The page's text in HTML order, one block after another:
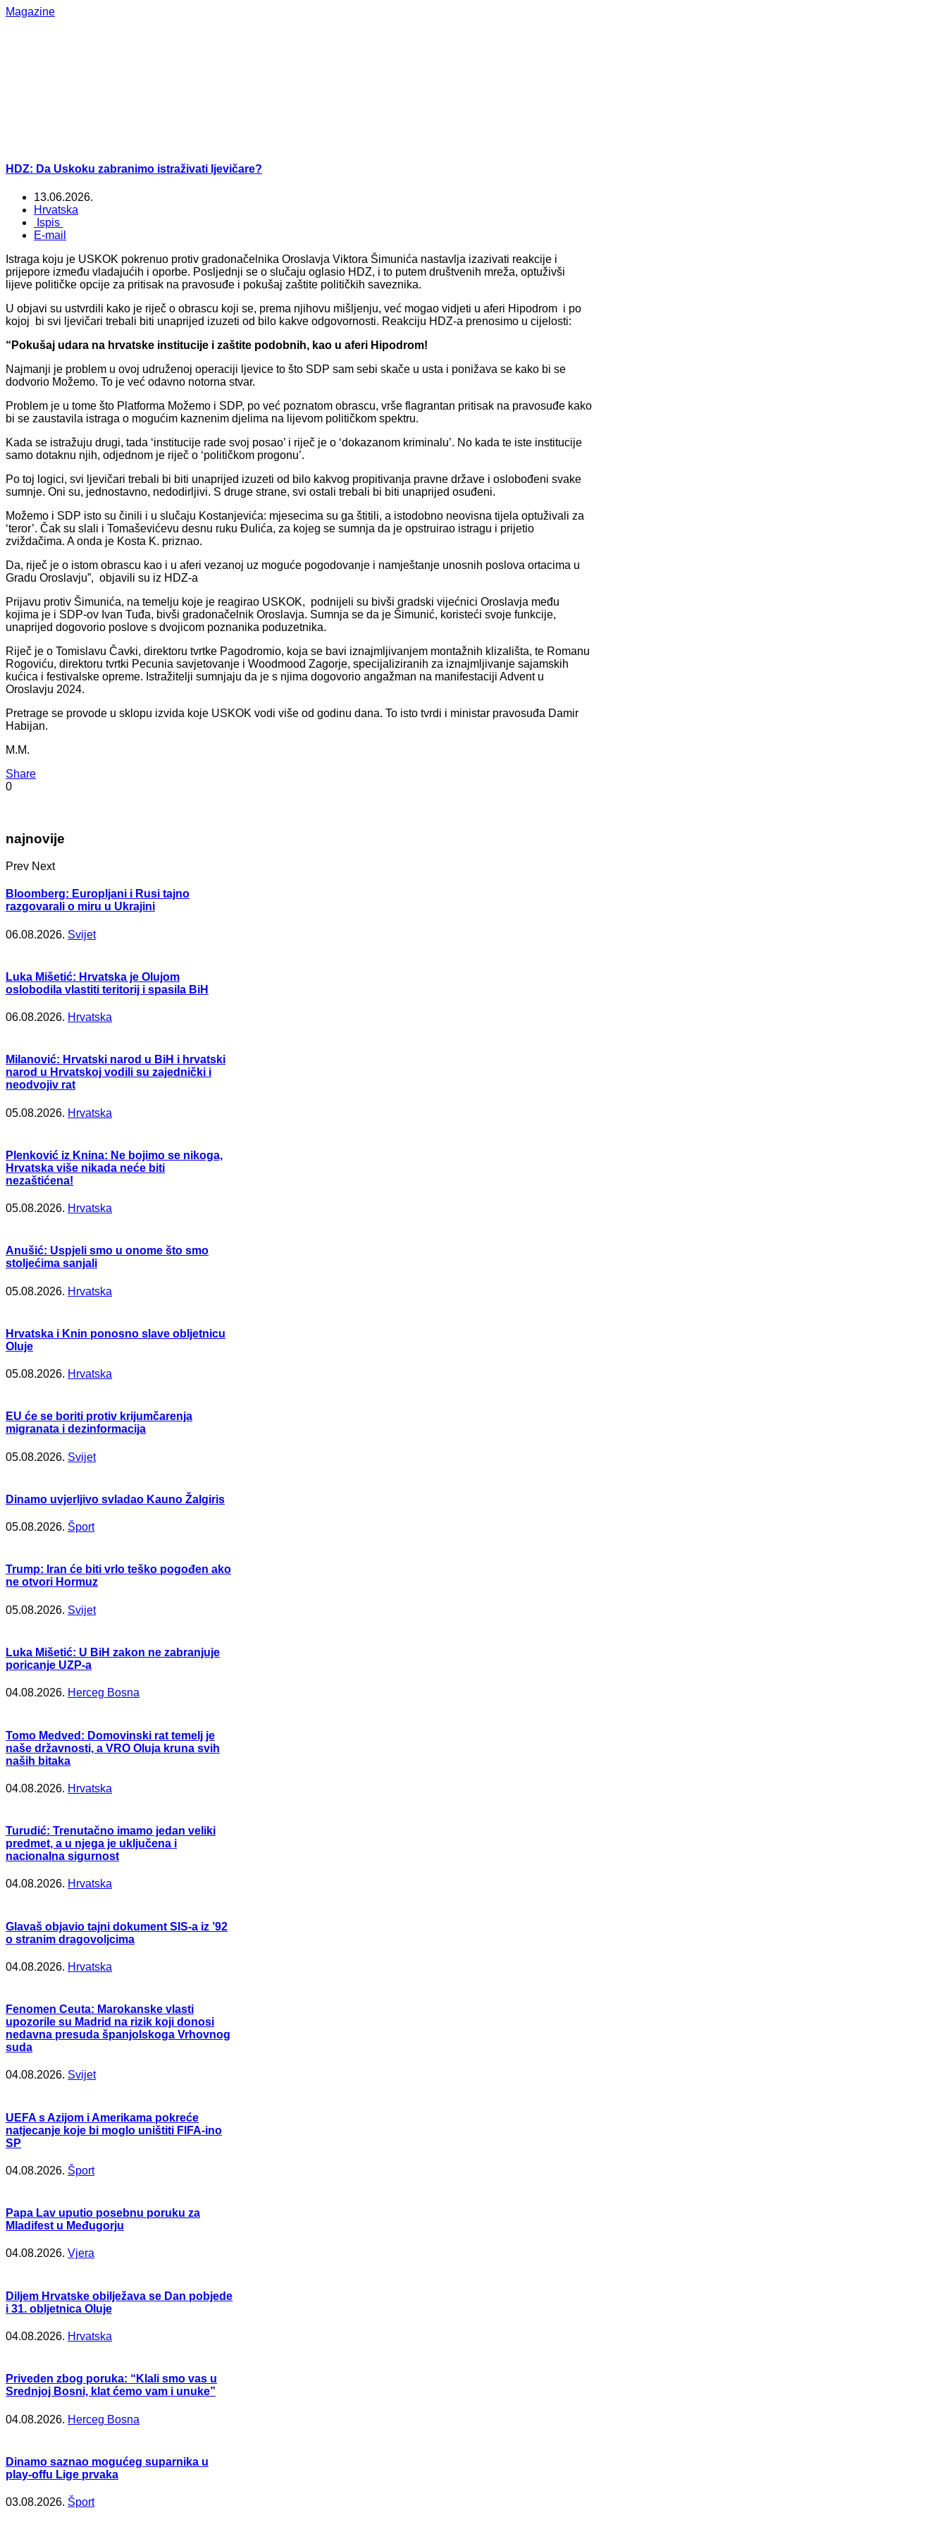
Magazine
HDZ: Da Uskoku zabranimo istraživati ljevičare?
13.06.2026.
Hrvatska
Ispis
E-mail
Istraga koju je USKOK pokrenuo protiv gradonačelnika Oroslavja Viktora Šimunića nastavlja izazivati reakcije i
prijepore između vladajućih i oporbe. Posljednji se o slučaju oglasio HDZ, i to putem društvenih mreža, optuživši
lijeve političke opcije za pritisak na pravosuđe i pokušaj zaštite političkih saveznika.
U objavi su ustvrdili kako je riječ o obrascu koji se, prema njihovu mišljenju, već mogao vidjeti u aferi Hipodrom i po
kojoj bi svi ljevičari trebali biti unaprijed izuzeti od bilo kakve odgovornosti. Reakciju HDZ-a prenosimo u cijelosti:
“Pokušaj udara na hrvatske institucije i zaštite podobnih, kao u aferi Hipodrom!
Najmanji je problem u ovoj udruženoj operaciji ljevice to što SDP sam sebi skače u usta i ponižava se kako bi se
dodvorio Možemo. To je već odavno notorna stvar.
Problem je u tome što Platforma Možemo i SDP, po već poznatom obrascu, vrše flagrantan pritisak na pravosuđe kako
bi se zaustavila istraga o mogućim kaznenim djelima na lijevom političkom spektru.
Kada se istražuju drugi, tada ‘institucije rade svoj posao’ i riječ je o ‘dokazanom kriminalu’. No kada te iste institucije
samo dotaknu njih, odjednom je riječ o ‘političkom progonu’.
Po toj logici, svi ljevičari trebali bi biti unaprijed izuzeti od bilo kakvog propitivanja pravne države i oslobođeni svake
sumnje. Oni su, jednostavno, nedodirljivi. S druge strane, svi ostali trebali bi biti unaprijed osuđeni.
Možemo i SDP isto su činili i u slučaju Kostanjevića: mjesecima su ga štitili, a istodobno neovisna tijela optuživali za
‘teror’. Čak su slali i Tomaševićevu desnu ruku Đulića, za kojeg se sumnja da je opstruirao istragu i prijetio
zviždačima. A onda je Kosta K. priznao.
Da, riječ je o istom obrascu kao i u aferi vezanoj uz moguće pogodovanje i namještanje unosnih poslova ortacima u
Gradu Oroslavju”, objavili su iz HDZ-a
Prijavu protiv Šimunića, na temelju koje je reagirao USKOK, podnijeli su bivši gradski vijećnici Oroslavja među
kojima je i SDP-ov Ivan Tuđa, bivši gradonačelnik Oroslavja. Sumnja se da je Šimunić, koristeći svoje funkcije,
unaprijed dogovorio poslove s dvojicom poznanika poduzetnika.
Riječ je o Tomislavu Čavki, direktoru tvrtke Pagodromio, koja se bavi iznajmljivanjem montažnih klizališta, te Romanu
Rogoviću, direktoru tvrtki Pecunia savjetovanje i Woodmood Zagorje, specijaliziranih za iznajmljivanje sajamskih
kućica i festivalske opreme. Istražitelji sumnjaju da je s njima dogovorio angažman na manifestaciji Advent u
Oroslavju 2024.
Pretrage se provode u sklopu izvida koje USKOK vodi više od godinu dana. To isto tvrdi i ministar pravosuđa Damir
Habijan.
M.M.
Share
0
najnovije
Prev Next
Bloomberg: Europljani i Rusi tajno
razgovarali o miru u Ukrajini
06.08.2026. Svijet
Luka Mišetić: Hrvatska je Olujom
oslobodila vlastiti teritorij i spasila BiH
06.08.2026. Hrvatska
Milanović: Hrvatski narod u BiH i hrvatski
narod u Hrvatskoj vodili su zajednički i
neodvojiv rat
05.08.2026. Hrvatska
Plenković iz Knina: Ne bojimo se nikoga,
Hrvatska više nikada neće biti
nezaštićena!
05.08.2026. Hrvatska
Anušić: Uspjeli smo u onome što smo
stoljećima sanjali
05.08.2026. Hrvatska
Hrvatska i Knin ponosno slave obljetnicu
Oluje
05.08.2026. Hrvatska
EU će se boriti protiv krijumčarenja
migranata i dezinformacija
05.08.2026. Svijet
Dinamo uvjerljivo svladao Kauno Žalgiris
05.08.2026. Šport
Trump: Iran će biti vrlo teško pogođen ako
ne otvori Hormuz
05.08.2026. Svijet
Luka Mišetić: U BiH zakon ne zabranjuje
poricanje UZP-a
04.08.2026. Herceg Bosna
Tomo Medved: Domovinski rat temelj je
naše državnosti, a VRO Oluja kruna svih
naših bitaka
04.08.2026. Hrvatska
Turudić: Trenutačno imamo jedan veliki
predmet, a u njega je uključena i
nacionalna sigurnost
04.08.2026. Hrvatska
Glavaš objavio tajni dokument SIS-a iz ’92
o stranim dragovoljcima
04.08.2026. Hrvatska
Fenomen Ceuta: Marokanske vlasti
upozorile su Madrid na rizik koji donosi
nedavna presuda španjolskoga Vrhovnog
suda
04.08.2026. Svijet
UEFA s Azijom i Amerikama pokreće
natjecanje koje bi moglo uništiti FIFA-ino
SP
04.08.2026. Šport
Papa Lav uputio posebnu poruku za
Mladifest u Međugorju
04.08.2026. Vjera
Diljem Hrvatske obilježava se Dan pobjede
i 31. obljetnica Oluje
04.08.2026. Hrvatska
Priveden zbog poruka: “Klali smo vas u
Srednjoj Bosni, klat ćemo vam i unuke”
04.08.2026. Herceg Bosna
Dinamo saznao mogućeg suparnika u
play-offu Lige prvaka
03.08.2026. Šport